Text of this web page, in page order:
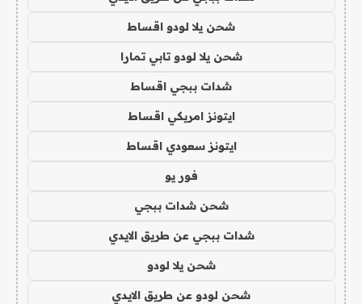
شحن يلا لودو اقساط
شحن يلا لودو تابي تمارا
شدات ببجي اقساط
ايتونز امريكي اقساط
ايتونز سعودي اقساط
فور يو
شحن شدات ببجي
شدات ببجي عن طريق الايدي
شحن يلا لودو
شحن لودو عن طريق الايدي